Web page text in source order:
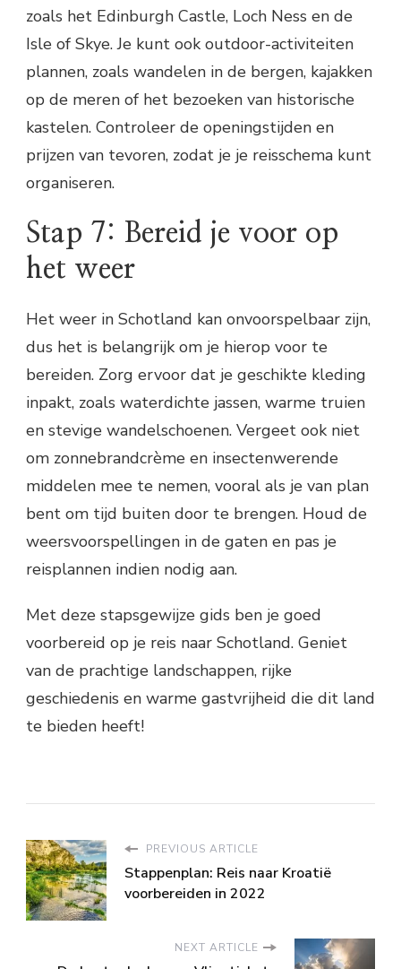
zoals het Edinburgh Castle, Loch Ness en de
Isle of Skye. Je kunt ook outdoor-activiteiten
plannen, zoals wandelen in de bergen, kajakken
op de meren of het bezoeken van historische
kastelen. Controleer de openingstijden en
prijzen van tevoren, zodat je je reisschema kunt
organiseren.
Stap 7: Bereid je voor op
het weer
Het weer in Schotland kan onvoorspelbaar zijn,
dus het is belangrijk om je hierop voor te
bereiden. Zorg ervoor dat je geschikte kleding
inpakt, zoals waterdichte jassen, warme truien
en stevige wandelschoenen. Vergeet ook niet
om zonnebrandcrème en insectenwerende
middelen mee te nemen, vooral als je van plan
bent om tijd buiten door te brengen. Houd de
weersvoorspellingen in de gaten en pas je
reisplannen indien nodig aan.
Met deze stapsgewijze gids ben je goed
voorbereid op je reis naar Schotland. Geniet
van de prachtige landschappen, rijke
geschiedenis en warme gastvrijheid die dit land
te bieden heeft!
PREVIOUS ARTICLE
Stappenplan: Reis naar Kroatië
voorbereiden in 2022
NEXT ARTICLE